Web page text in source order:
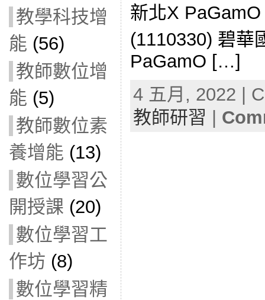
教學科技增
能 (56)
教師數位增
能 (5)
教師數位素
養增能 (13)
數位學習公
開授課 (20)
數位學習工
作坊 (8)
數位學習精
新北X
(1110330) 碧華
PaGamO […]
4 五月, 2022 |
教師研習 |